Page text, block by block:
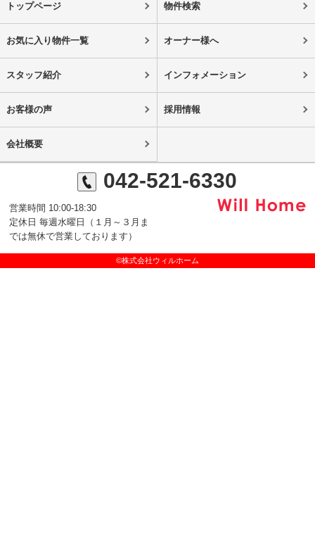
トップページ 物件検索
お気に入り物件一覧 オーナー様へ
スタッフ紹介 インフォメーション
お客様の声 採用情報
会社概要
042-521-6330
営業時間 10:00-18:30
定休日 毎週水曜日（１月～３月ま
では無休で営業しております）
©株式会社ウィルホーム